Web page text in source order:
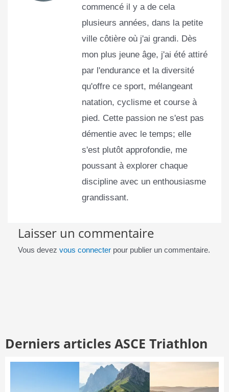
commencé il y a de cela
plusieurs années, dans la petite
ville côtière où j'ai grandi. Dès
mon plus jeune âge, j'ai été attiré
par l'endurance et la diversité
qu'offre ce sport, mélangeant
natation, cyclisme et course à
pied. Cette passion ne s'est pas
démentie avec le temps; elle
s'est plutôt approfondie, me
poussant à explorer chaque
discipline avec un enthousiasme
grandissant.
Laisser un commentaire
Vous devez vous connecterpour publier un commentaire.
Derniers articles ASCE Triathlon